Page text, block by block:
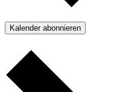
Kalender abonnieren